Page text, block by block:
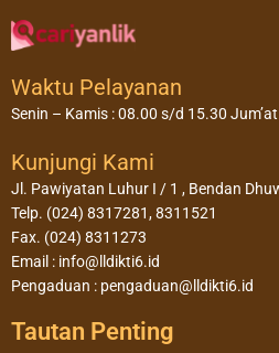
Waktu Pelayanan
Senin – Kamis : 08.00 s/d 15.30
Kunjungi Kami
Jl. Pawiyatan Luhur I / 1 , Bendan
Telp. (024) 8317281, 8311521
Fax. (024) 8311273
Email : info@lldikti6.id
Pengaduan : pengaduan@lldikti6.id
Tautan Penting